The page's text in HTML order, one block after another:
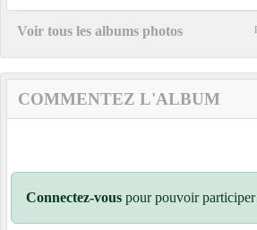
Voir tous les albums photos
COMMENTEZ L'ALBUM
Connectez-vous pour pouvoir